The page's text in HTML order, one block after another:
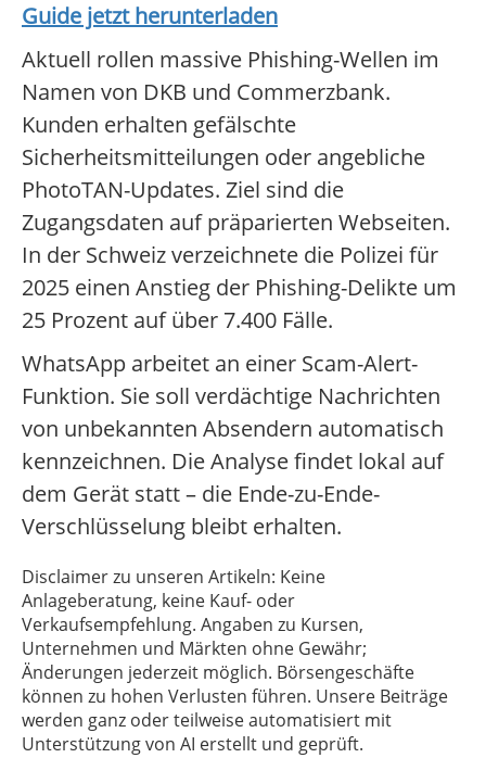
Guide jetzt herunterladen
Aktuell rollen massive Phishing-Wellen im
Namen von DKB und Commerzbank.
Kunden erhalten gefälschte
Sicherheitsmitteilungen oder angebliche
PhotoTAN-Updates. Ziel sind die
Zugangsdaten auf präparierten Webseiten.
In der Schweiz verzeichnete die Polizei für
2025 einen Anstieg der Phishing-Delikte um
25 Prozent auf über 7.400 Fälle.
WhatsApp arbeitet an einer Scam-Alert-
Funktion. Sie soll verdächtige Nachrichten
von unbekannten Absendern automatisch
kennzeichnen. Die Analyse findet lokal auf
dem Gerät statt – die Ende-zu-Ende-
Verschlüsselung bleibt erhalten.
Disclaimer zu unseren Artikeln: Keine
Anlageberatung, keine Kauf- oder
Verkaufsempfehlung. Angaben zu Kursen,
Unternehmen und Märkten ohne Gewähr;
Änderungen jederzeit möglich. Börsengeschäfte
können zu hohen Verlusten führen. Unsere Beiträge
werden ganz oder teilweise automatisiert mit
Unterstützung von AI erstellt und geprüft.